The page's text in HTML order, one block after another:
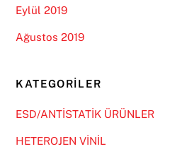
Eylül 2019
Ağustos 2019
KATEGORILER
ESD/ANTİSTATİK ÜRÜNLER
HETEROJEN VİNİL